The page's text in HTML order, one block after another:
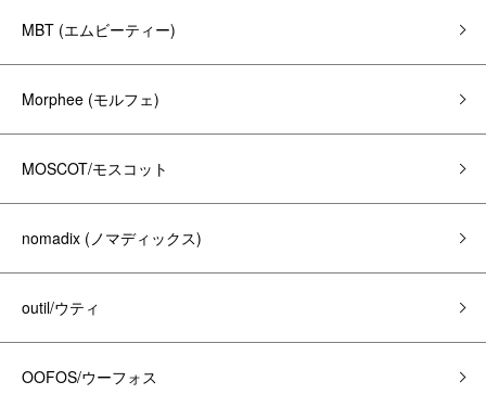
MBT (エムビーティー)
Morphee (モルフェ)
MOSCOT/モスコット
nomadix (ノマディックス)
outil/ウティ
OOFOS/ウーフォス